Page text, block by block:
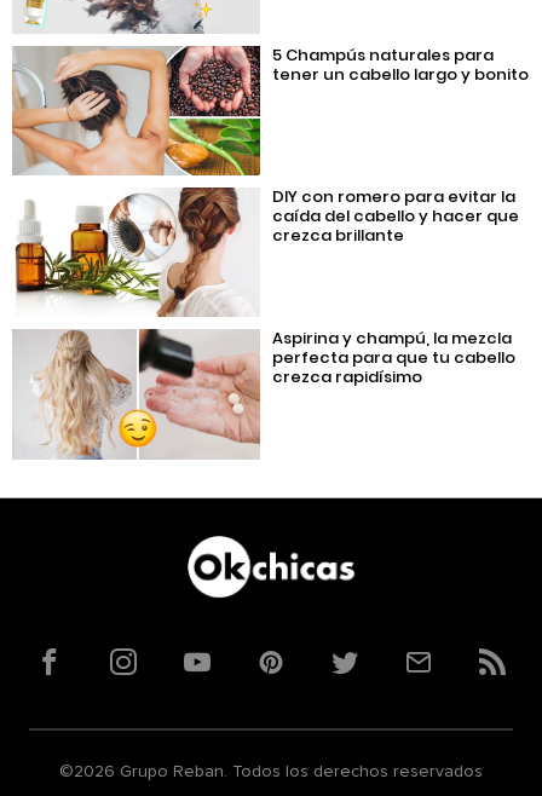
5 Champús naturales para
tener un cabello largo y bonito
DIY con romero para evitar la
caída del cabello y hacer que
crezca brillante
Aspirina y champú, la mezcla
perfecta para que tu cabello
crezca rapidísimo
FacebookInstagramYouTubePinterestTwitterCorreoRSS
©2026 Grupo Reban. Todos los derechos reservados